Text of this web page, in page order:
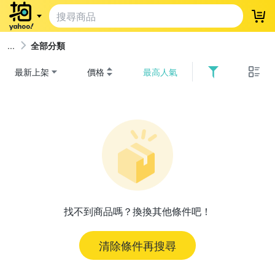
登
全部分類
最新上架 價格 最高人氣
找不到商品嗎？換換其他條件吧！
清除條件再搜尋